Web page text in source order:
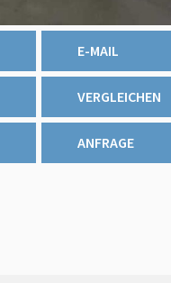
E-MAIL
VERGLEICHEN
ANFRAGE